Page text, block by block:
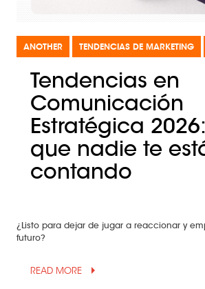
ANOTHER TENDENCIAS DE MARKETING
Tendencias en
Comunicación
Estratégica
que nadie te
contando
¿Listo para dejar de jugar a reaccionar y
futuro?
READ MORE arrow_drop_up